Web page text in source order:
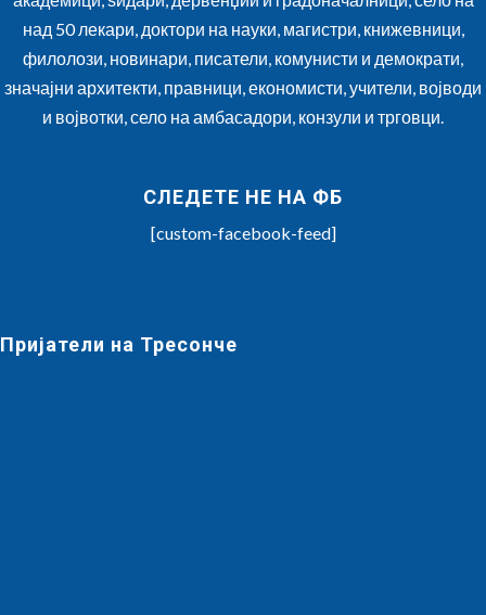
над 50 лекари, доктори на науки, магистри, книжевници,
филолози, новинари, писатели, комунисти и демократи,
значајни архитекти, правници, економисти, учители, војводи
и војвотки, село на амбасадори, конзули и трговци.
СЛЕДЕТЕ НЕ НА ФБ
[custom-facebook-feed]
Пријатели на Тресонче